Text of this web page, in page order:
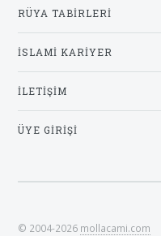
RÜYA TABIRLERI
İSLAMI KARIYER
İLETIŞIM
ÜYE GIRIŞI
© 2004-2026 mollacami.com